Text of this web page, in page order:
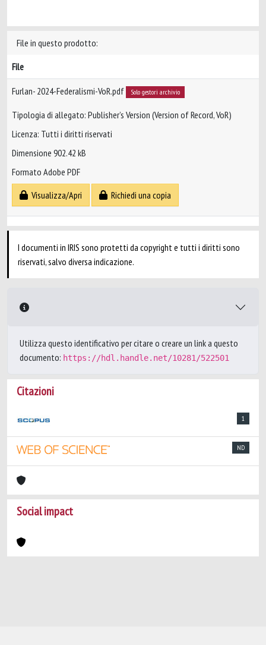
File in questo prodotto:
File
Furlan- 2024-Federalismi-VoR.pdf Solo gestori archivio
Tipologia di allegato: Publisher’s Version (Version of Record, VoR)
Licenza: Tutti i diritti riservati
Dimensione 902.42 kB
Formato Adobe PDF
Visualizza/Apri
Richiedi una copia
I documenti in IRIS sono protetti da copyright e tutti i diritti sono
riservati, salvo diversa indicazione.
Utilizza questo identificativo per citare o creare un link a questo
documento: https://hdl.handle.net/10281/522501
Citazioni
1
ND
Social impact